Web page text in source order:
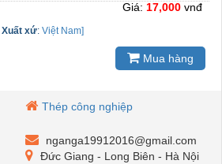
Xuất xứ: Việt Nam]
Giá: 17,000 vnđ
Mua hàng
Thép công nghiệp
nganga19912016@gmail.com
Đức Giang - Long Biên - Hà Nội